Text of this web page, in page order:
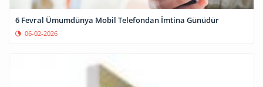
6 Fevral Ümumdünya Mobil Telefondan İmtina Günüdür
06-02-2026